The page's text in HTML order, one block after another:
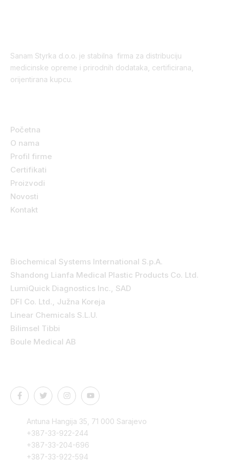
Sanam Styrka d.o.o. je stabilna firma za distribuciju
medicinske opreme i prirodnih dodataka, certificirana,
orijentirana kupcu.
Početna
O nama
Profil firme
Certifikati
Proizvodi
Novosti
Kontakt
Biochemical Systems International S.p.A.
Shandong Lianfa Medical Plastic Products Co. Ltd.
LumiQuick Diagnostics Inc., SAD
DFI Co. Ltd., Južna Koreja
Linear Chemicals S.L.U.
Bilimsel Tibbi
Boule Medical AB
Antuna Hangija 35, 71 000 Sarajevo
+387-33-922-244
+387-33-204-696
+387-33-922-594